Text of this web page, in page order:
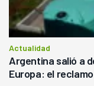
Actualidad
Argentina salió a
Europa: el